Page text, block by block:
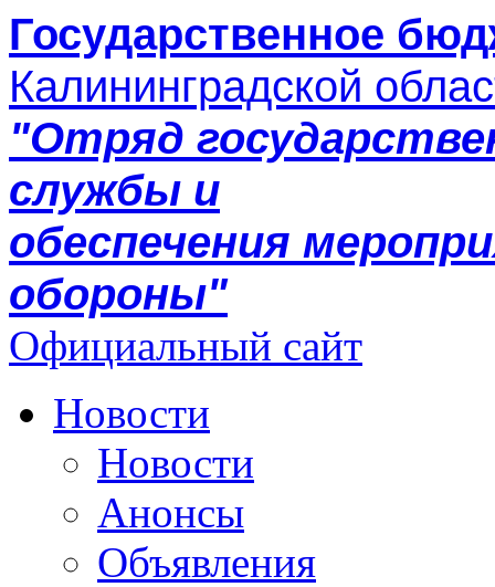
Государственное
Калининградской
"Отряд
службы и
обеспечения
обороны"
Официальный сайт
Новости
Новости
Анонсы
Объявления